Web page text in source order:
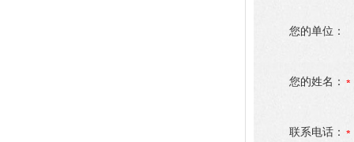
您的单位：
您的姓名：
联系电话：